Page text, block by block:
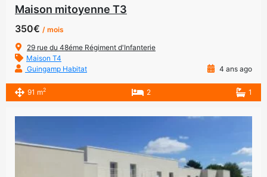
Maison mitoyenne T3
350€ / mois
29 rue du 48éme Régiment d'Infanterie
Maison T4
Guingamp Habitat
4 ans ago
91 m2 2 1